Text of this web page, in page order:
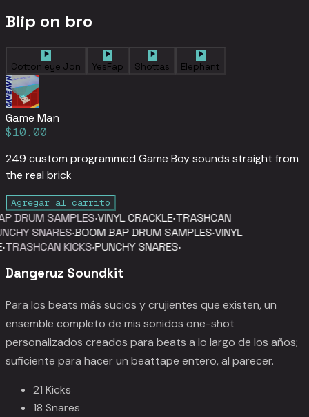
Blip on bro
Cotton eye Jon YesFap Shottas Elephant
Game Man
$10.00
249 custom programmed Game Boy sounds straight from
the real brick
Agregar al carrito
DRUM SAMPLES·VINYL CRACKLE·TRASHCAN
SNARES·BOOM BAP DRUM SAMPLES·VINYL
TRASHCAN KICKS·PUNCHY SNARES·
Dangeruz Soundkit
Para los beats más sucios y crujientes que existen, un
ensemble completo de mis sonidos one-shot
personalizados creados para beats a lo largo de los años;
suficiente para hacer un beattape entero, al parecer.
21 Kicks
18 Snares